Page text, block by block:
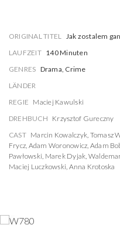
ORIGINAL TITEL Jak zostalem
LAUFZEIT 140 Minuten
GENRES Drama, Crime
LÄNDER
REGIE Maciej Kawulski
DREHBUCH Krzysztof Gureczny
CAST Marcin Kowalczyk, Tomasz
Frycz, Adam Woronowicz, Adam
Pawłowski, Marek Dyjak,
Maciej Luczkowski, Anna Krotoska